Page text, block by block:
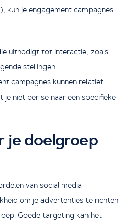
kun je engagement campagnes
uitnodigt tot interactie, zoals
stellingen.
campagnes kunnen relatief
niet per se naar een specifieke
je doelgroep
van social media
om je advertenties te richten
Goede targeting kan het